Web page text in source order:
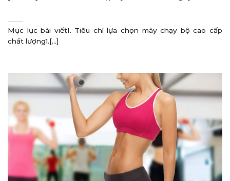
Mục lục bài viếtI. Tiêu chí lựa chọn máy chạy bộ cao cấp
chất lượng1.[...]